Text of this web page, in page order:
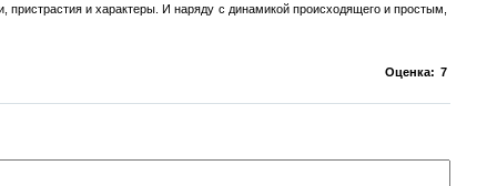
и характеры. И наряду с динамикой происходящего и простым,
Оценка: 7